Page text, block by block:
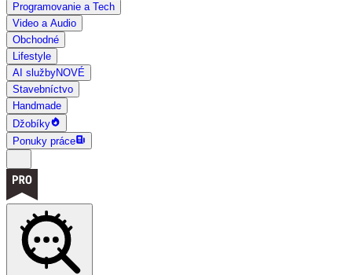
Programovanie a Tech
Video a Audio
Obchodné
Lifestyle
AI službyNOVÉ
Stavebníctvo
Handmade
Džobíky
Ponuky práce